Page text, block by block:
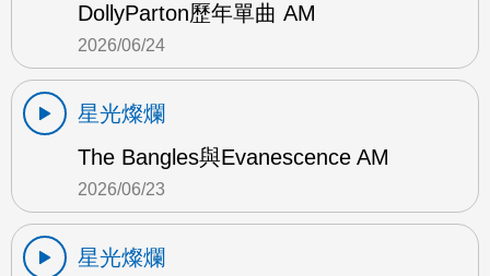
DollyParton歷年單曲 AM
2026/06/24
星光燦爛
The Bangles與Evanescence AM
2026/06/23
星光燦爛